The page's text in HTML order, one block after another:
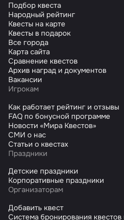
Подбор квеста
Народный рейтинг
Квесты на карте
Квесты в подарок
Все города
Карта сайта
Сравнение квестов
Архив наград и документов
Вакансии
Игрокам
Как работает рейтинг и отзывы
FAQ по бонусной программе
Новости «Мира Квестов»
СМИ о нас
Статьи о квестах
Праздники
Детские праздники
Корпоративные праздники
Организаторам
Добавить квест
Система бронирования